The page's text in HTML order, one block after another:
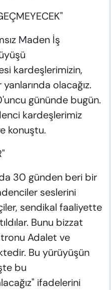
Maden İş
kardeşlerimizin,
olacağız.
gününde bugün.
kardeşlerimiz
konuştu.
30 günden beri bir
seslerini
sendikal faaliyette
Bunu bizzat
Adalet ve
Bu yürüyüşün
bu
ifadelerini